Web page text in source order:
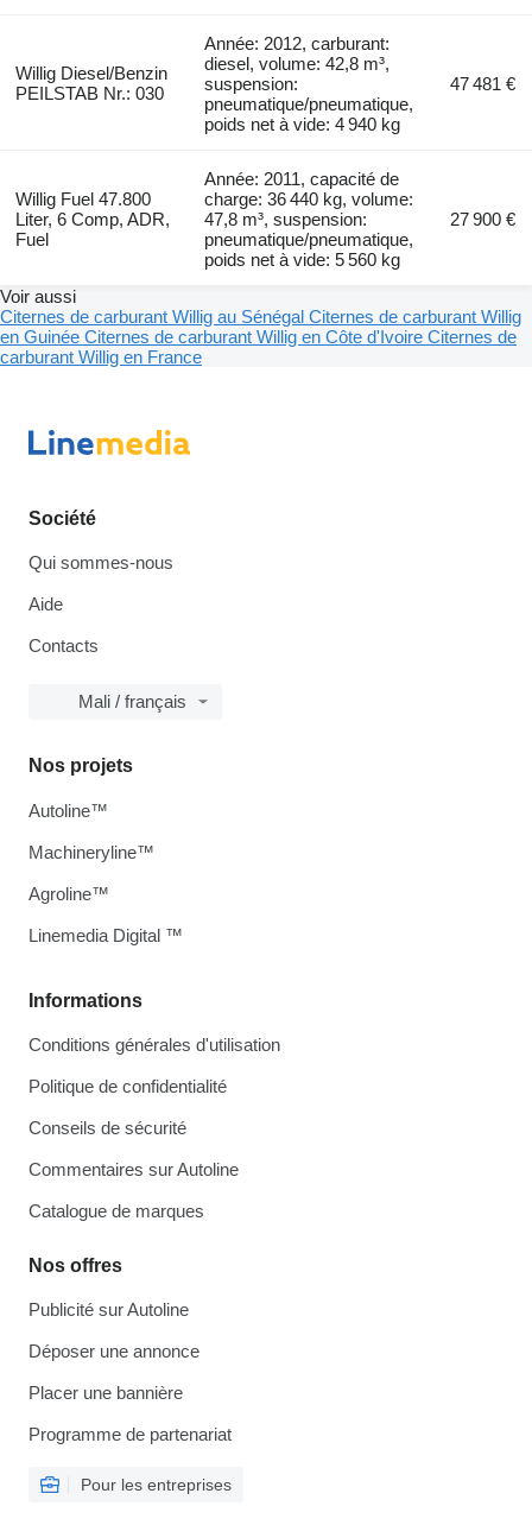
Willig Diesel/Benzin
PEILSTAB Nr.: 030
Année: 2012, carburant:
diesel, volume: 42,8 m³,
suspension:
pneumatique/pneumatique,
poids net à vide: 4 940 kg
47 481 €
Willig Fuel 47.800
Liter, 6 Comp, ADR,
Fuel
Année: 2011, capacité de
charge: 36 440 kg, volume:
47,8 m³, suspension:
pneumatique/pneumatique,
poids net à vide: 5 560 kg
27 900 €
Voir aussi
Citernes de carburant Willig au Sénégal Citernes de carburant Willig
en Guinée Citernes de carburant Willig en Côte d'Ivoire Citernes de
carburant Willig en France
Société
Qui sommes-nous
Aide
Contacts
Mali / français
Informations
Conditions générales d'utilisation
Politique de confidentialité
Conseils de sécurité
Commentaires sur Autoline
Catalogue de marques
Nos offres
Publicité sur Autoline
Déposer une annonce
Placer une bannière
Programme de partenariat
Pour les entreprises
Nos projets
Autoline™
Machineryline™
Agroline™
Linemedia Digital ™